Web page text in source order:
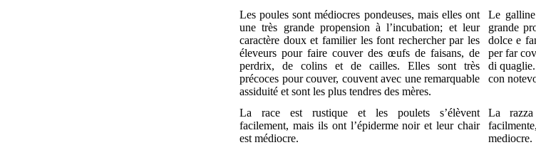
Les poules sont médiocres pondeuses, mais elles ont
une très grande propension à l’incubation; et leur
caractère doux et familier les font rechercher par les
éleveurs pour faire couver des œufs de faisans, de
perdrix, de colins et de cailles. Elles sont très
précoces pour couver, couvent avec une remarquable
assiduité et sont les plus tendres des mères.
Le
grande
dolce e
per far
di
con
La race est rustique et les poulets s’élèvent
facilement, mais ils ont l’épiderme noir et leur chair
est médiocre.
La
mediocre.